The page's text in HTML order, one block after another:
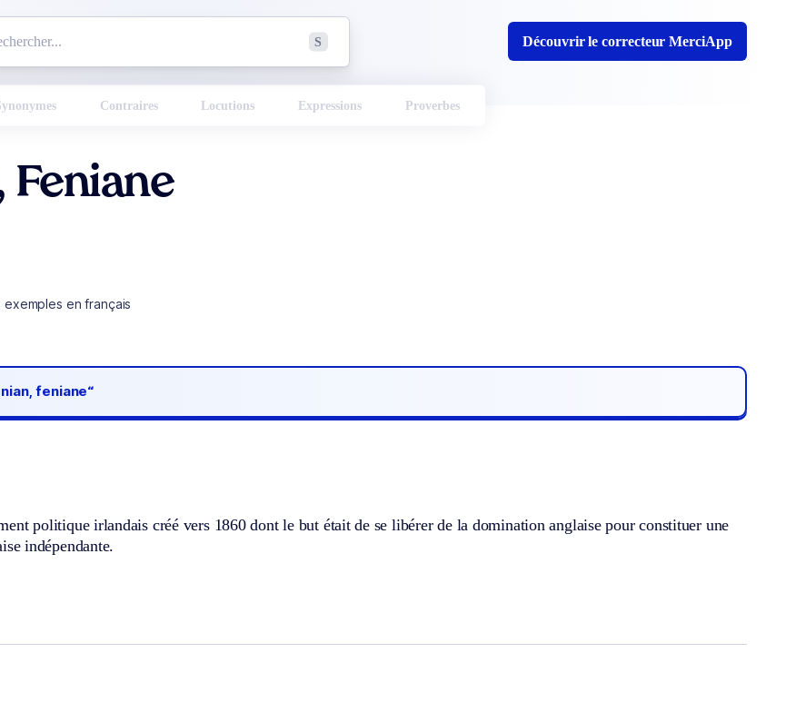
S Découvrir le correcteur MerciApp
Contraires Locutions Expressions Proverbes
Feniane
en français
feniane“
politique irlandais créé vers 1860 dont le but était de se libérer de la domination anglaise pour constituer une
indépendante.